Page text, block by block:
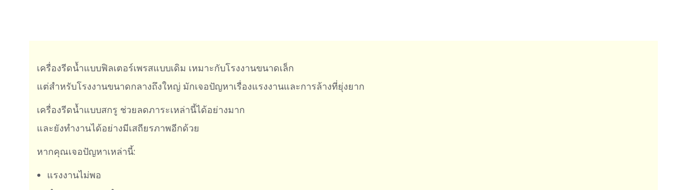
เครื่องรีดน้ำแบบฟิลเตอร์เพรสแบบเดิม เหมาะกับโรงงานขนาดเล็ก
แต่สำหรับโรงงานขนาดกลางถึงใหญ่ มักเจอปัญหาเรื่องแรงงานและการล้างที่ยุ่งยาก
เครื่องรีดน้ำแบบสกรู ช่วยลดภาระเหล่านี้ได้อย่างมาก
และยังทำงานได้อย่างมีเสถียรภาพอีกด้วย
หากคุณเจอปัญหาเหล่านี้:
แรงงานไม่พอ